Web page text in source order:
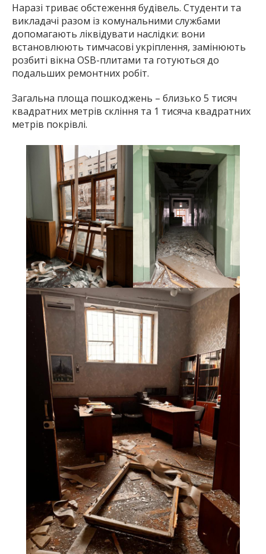
Наразі триває обстеження будівель. Студенти та
викладачі разом із комунальними службами
допомагають ліквідувати наслідки: вони
встановлюють тимчасові укріплення, замінюють
розбиті вікна OSB-плитами та готуються до
подальших ремонтних робіт.
Загальна площа пошкоджень – близько 5 тисяч
квадратних метрів скління та 1 тисяча квадратних
метрів покрівлі.